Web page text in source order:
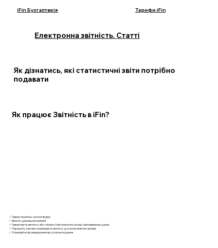
iFin Бухгалтерія Тарифи iFin
Електронна звітність. Статті
Як дізнатись, які статистичні звіти потрібно
подавати
Як працює Звітність в iFin?
✅ Зареєструйтесь на платформі
✅ Внесіть дані вашої компанії
✅ Завантажте звітність або створіть її автоматично на підставі первинних даних
✅ Підпишіть ключем та відправте звітність до контролюючих органів
✅ Отримайте підтвердження про успішне подання